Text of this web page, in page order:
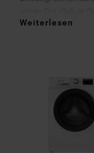
einem Ort. Geben
darüber hinaus 2
Weiterlesen